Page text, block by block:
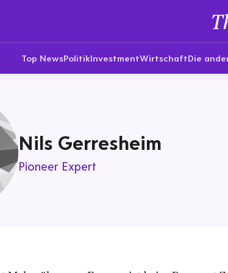
Top NewsPolitikInvestmentWirtschaftDie
Nils Gerresheim
Pioneer Expert